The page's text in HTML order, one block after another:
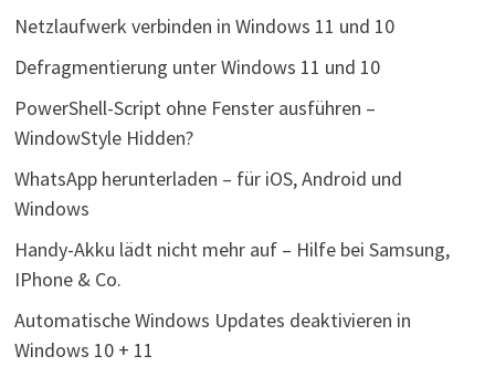
Netzlaufwerk verbinden in Windows 11 und 10
Defragmentierung unter Windows 11 und 10
PowerShell-Script ohne Fenster ausführen –
WindowStyle Hidden?
WhatsApp herunterladen – für iOS, Android und
Windows
Handy-Akku lädt nicht mehr auf – Hilfe bei Samsung,
IPhone & Co.
Automatische Windows Updates deaktivieren in
Windows 10 + 11